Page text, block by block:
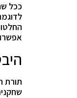
ככל
תורת